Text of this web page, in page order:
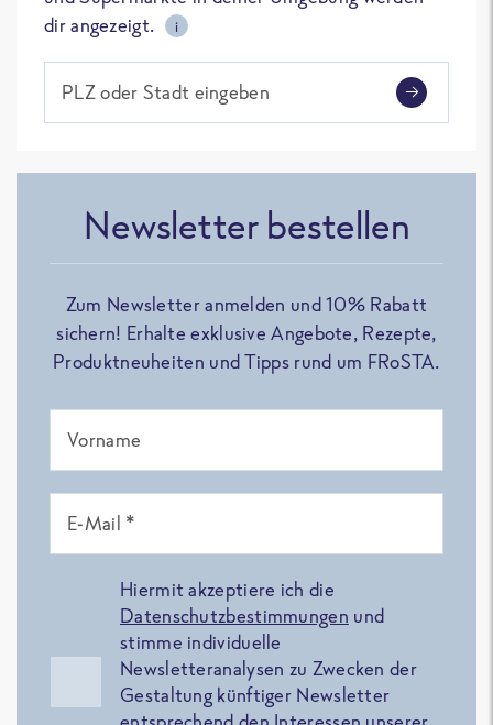
dir angezeigt.
i
PLZ oder Stadt eingeben
Newsletter bestellen
Zum Newsletter anmelden und 10% Rabatt
sichern! Erhalte exklusive Angebote, Rezepte,
Produktneuheiten und Tipps rund um FRoSTA.
Vorname
E-Mail *
Hiermit akzeptiere ich die
Datenschutzbestimmungen und
stimme individuelle
Newsletteranalysen zu Zwecken der
Gestaltung künftiger Newsletter